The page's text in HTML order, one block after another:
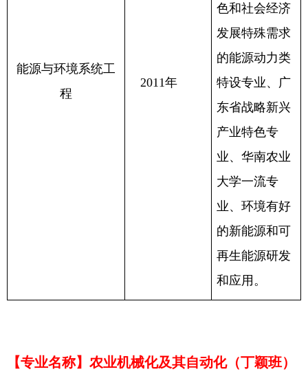
能源与环境系统工
程
2011年
色和社会经济
发展特殊需求
的能源动力类
特设专业、广
东省战略新兴
产业特色专
业、华南农业
大学一流专
业、环境有好
的新能源和可
再生能源研发
和应用。
【专业名称】 农业机械化及其自动化（丁颖班）